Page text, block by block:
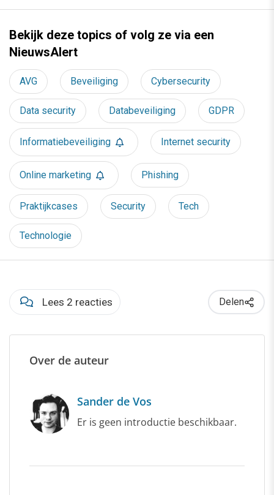
Bekijk deze topics of volg ze via een
NieuwsAlert
AVG Beveiliging Cybersecurity
Data security Databeveiliging GDPR
Informatiebeveiliging Internet security
Online marketing Phishing
Praktijkcases Security Tech
Technologie
Lees 2 reacties Delen
Over de auteur
Sander de Vos
Er is geen introductie beschikbaar.